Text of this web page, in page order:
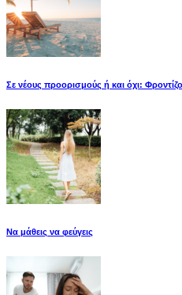
Σε νέους προορισμούς ή και όχι:
Να μάθεις να φεύγεις